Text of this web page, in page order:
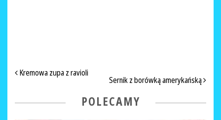
NAWIGACJA PO ARTYKUŁACH
Kremowa zupa z ravioli
Sernik z borówką amerykańską
POLECAMY